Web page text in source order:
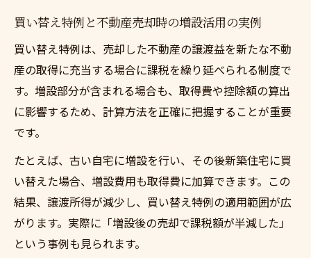
買い替え特例と増設部分の税制メリット整
不動産売却で事業用増設物件の特例活用法
買い替え特例と不動産売却時の増設活用の実例
買い替え特例は、売却した不動産の譲渡益を新たな不動
産の取得に充当する場合に課税を繰り延べられる制度で
す。増設部分が含まれる場合も、取得費や控除額の算出
に影響するため、計算方法を正確に把握することが重要
です。
たとえば、古い自宅に増設を行い、その後新築住宅に買
い替えた場合、増設費用も取得費に加算できます。この
結果、譲渡所得が減少し、買い替え特例の適用範囲が広
がります。実際に「増設後の売却で課税額が半減した」
という事例も見られます。